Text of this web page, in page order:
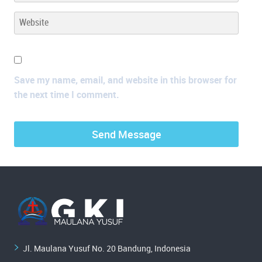
Save my name, email, and website in this browser for
the next time I comment.
Jl. Maulana Yusuf No. 20 Bandung, Indonesia